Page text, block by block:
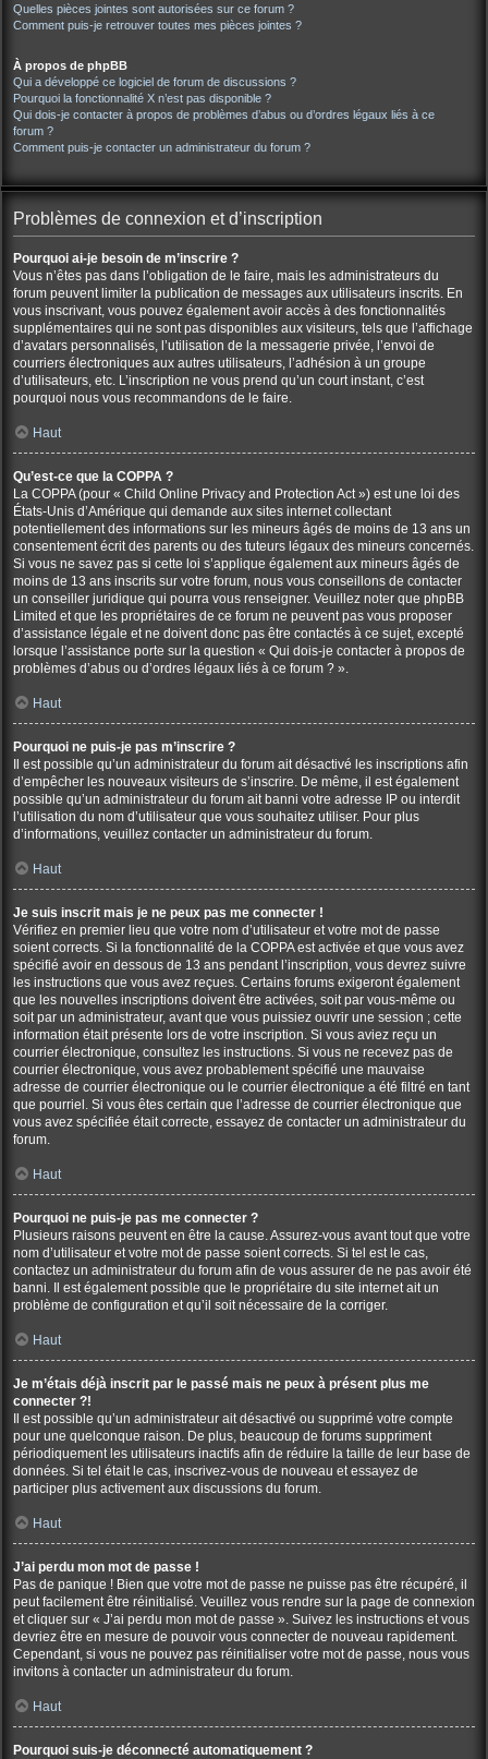
Quelles pièces jointes sont autorisées sur ce forum ?
Comment puis-je retrouver toutes mes pièces jointes ?
À propos de phpBB
Qui a développé ce logiciel de forum de discussions ?
Pourquoi la fonctionnalité X n’est pas disponible ?
Qui dois-je contacter à propos de problèmes d’abus ou d’ordres légaux liés à ce
forum ?
Comment puis-je contacter un administrateur du forum ?
Problèmes de connexion et d’inscription
Pourquoi ai-je besoin de m’inscrire ?
Vous n’êtes pas dans l’obligation de le faire, mais les administrateurs du
forum peuvent limiter la publication de messages aux utilisateurs inscrits. En
vous inscrivant, vous pouvez également avoir accès à des fonctionnalités
supplémentaires qui ne sont pas disponibles aux visiteurs, tels que l’affichage
d’avatars personnalisés, l’utilisation de la messagerie privée, l’envoi de
courriers électroniques aux autres utilisateurs, l’adhésion à un groupe
d’utilisateurs, etc. L’inscription ne vous prend qu’un court instant, c’est
pourquoi nous vous recommandons de le faire.
Haut
Qu’est-ce que la COPPA ?
La COPPA (pour « Child Online Privacy and Protection Act ») est une loi des
États-Unis d’Amérique qui demande aux sites internet collectant
potentiellement des informations sur les mineurs âgés de moins de 13 ans un
consentement écrit des parents ou des tuteurs légaux des mineurs concernés.
Si vous ne savez pas si cette loi s’applique également aux mineurs âgés de
moins de 13 ans inscrits sur votre forum, nous vous conseillons de contacter
un conseiller juridique qui pourra vous renseigner. Veuillez noter que phpBB
Limited et que les propriétaires de ce forum ne peuvent pas vous proposer
d’assistance légale et ne doivent donc pas être contactés à ce sujet, excepté
lorsque l’assistance porte sur la question « Qui dois-je contacter à propos de
problèmes d’abus ou d’ordres légaux liés à ce forum ? ».
Haut
Pourquoi ne puis-je pas m’inscrire ?
Il est possible qu’un administrateur du forum ait désactivé les inscriptions afin
d’empêcher les nouveaux visiteurs de s’inscrire. De même, il est également
possible qu’un administrateur du forum ait banni votre adresse IP ou interdit
l’utilisation du nom d’utilisateur que vous souhaitez utiliser. Pour plus
d’informations, veuillez contacter un administrateur du forum.
Haut
Je suis inscrit mais je ne peux pas me connecter !
Vérifiez en premier lieu que votre nom d’utilisateur et votre mot de passe
soient corrects. Si la fonctionnalité de la COPPA est activée et que vous avez
spécifié avoir en dessous de 13 ans pendant l’inscription, vous devrez suivre
les instructions que vous avez reçues. Certains forums exigeront également
que les nouvelles inscriptions doivent être activées, soit par vous-même ou
soit par un administrateur, avant que vous puissiez ouvrir une session ; cette
information était présente lors de votre inscription. Si vous aviez reçu un
courrier électronique, consultez les instructions. Si vous ne recevez pas de
courrier électronique, vous avez probablement spécifié une mauvaise
adresse de courrier électronique ou le courrier électronique a été filtré en tant
que pourriel. Si vous êtes certain que l’adresse de courrier électronique que
vous avez spécifiée était correcte, essayez de contacter un administrateur du
forum.
Haut
Pourquoi ne puis-je pas me connecter ?
Plusieurs raisons peuvent en être la cause. Assurez-vous avant tout que votre
nom d’utilisateur et votre mot de passe soient corrects. Si tel est le cas,
contactez un administrateur du forum afin de vous assurer de ne pas avoir été
banni. Il est également possible que le propriétaire du site internet ait un
problème de configuration et qu’il soit nécessaire de la corriger.
Haut
Je m’étais déjà inscrit par le passé mais ne peux à présent plus me
connecter ?!
Il est possible qu’un administrateur ait désactivé ou supprimé votre compte
pour une quelconque raison. De plus, beaucoup de forums suppriment
périodiquement les utilisateurs inactifs afin de réduire la taille de leur base de
données. Si tel était le cas, inscrivez-vous de nouveau et essayez de
participer plus activement aux discussions du forum.
Haut
J’ai perdu mon mot de passe !
Pas de panique ! Bien que votre mot de passe ne puisse pas être récupéré, il
peut facilement être réinitialisé. Veuillez vous rendre sur la page de connexion
et cliquer sur « J’ai perdu mon mot de passe ». Suivez les instructions et vous
devriez être en mesure de pouvoir vous connecter de nouveau rapidement.
Cependant, si vous ne pouvez pas réinitialiser votre mot de passe, nous vous
invitons à contacter un administrateur du forum.
Haut
Pourquoi suis-je déconnecté automatiquement ?